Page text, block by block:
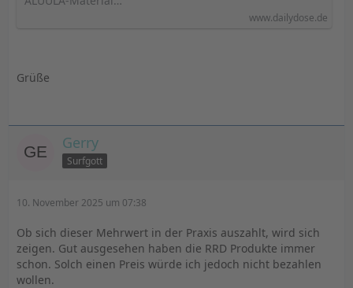
www.dailydose.de
Grüße
Gerry
Surfgott
10. November 2025 um 07:38
Ob sich dieser Mehrwert in der Praxis auszahlt, wird sich
zeigen. Gut ausgesehen haben die RRD Produkte immer
schon. Solch einen Preis würde ich jedoch nicht bezahlen
wollen.